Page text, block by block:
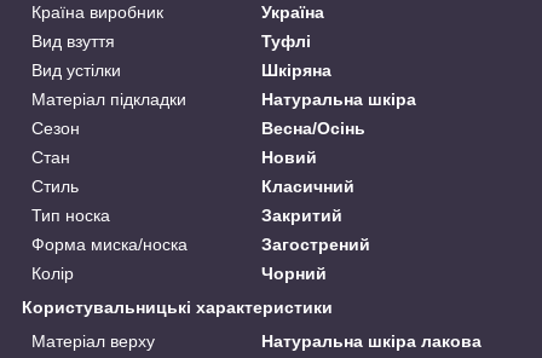
Країна виробник
Україна
Вид взуття
Туфлі
Вид устілки
Шкіряна
Матеріал підкладки
Натуральна шкіра
Сезон
Весна/Осінь
Стан
Новий
Стиль
Класичний
Тип носка
Закритий
Форма миска/носка
Загострений
Колір
Чорний
Користувальницькі характеристики
Матеріал верху
Натуральна шкіра лакова